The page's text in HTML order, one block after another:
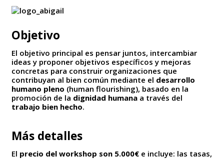
Objetivo
El objetivo principal es pensar juntos, intercambiar
ideas y proponer objetivos específicos y mejoras
concretas para construir organizaciones que
contribuyan al bien común mediante el desarrollo
humano pleno (human flourishing), basado en la
promoción de la dignidad humana a través del
trabajo bien hecho.
Más detalles
El precio del workshop son 5.000€ e incluye: las tasas,